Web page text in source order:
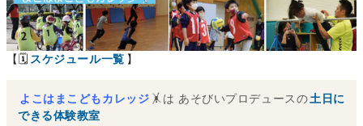
【🗓 スケジュール一覧 】
よこはまこどもカレッジ 🤸は あそびいプロデュースの土日に
できる体験教室